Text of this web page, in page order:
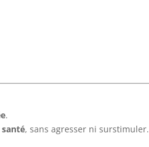
.
, sans agresser ni surstimuler.